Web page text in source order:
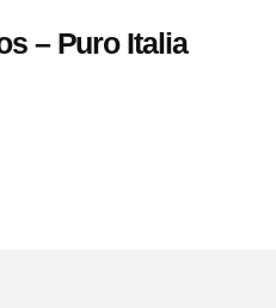
– Puro Italia